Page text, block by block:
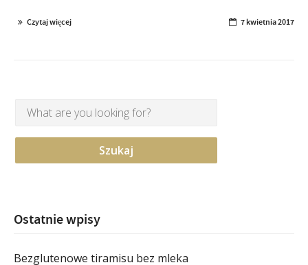
Czytaj więcej 7 kwietnia 2017
Ostatnie wpisy
Bezglutenowe tiramisu bez mleka